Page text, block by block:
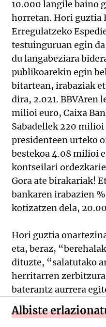
10.000 langile baino
horretan. Hori guztia
Erregulatzeko
testuinguruan egin
du langabeziara
publikoarekin egin
bitartean, irabaziak
dira, 2.021. BBVAren
milioi euro, Caixa
Sabadellek 220
presidenteen urteko
bestekoa 4.08 milioi
kontseilari
Gora ate birakariak!
bankaren irabazien
kotizatzen dela,
Hori guztia
eta, beraz,
dituzte, “salatutako
herritarren
baterantz aurrera
Albiste